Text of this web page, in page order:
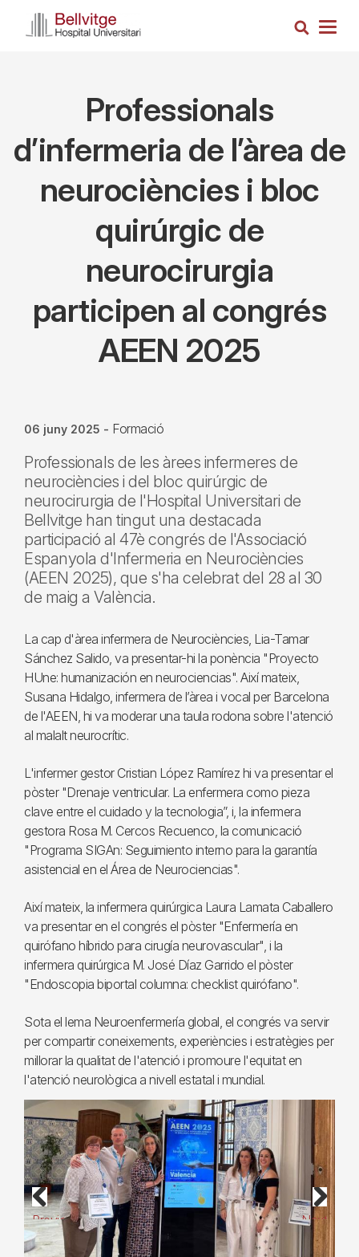
Cerca
Professionals
d’infermeria de l’àrea de
neurociències i bloc
quirúrgic de
neurocirurgia
participen al congrés
AEEN 2025
06 juny 2025 - Formació
Professionals de les àrees infermeres de
neurociències i del bloc quirúrgic de
neurocirurgia de l'Hospital Universitari de
Bellvitge han tingut una destacada
participació al 47è congrés de l'Associació
Espanyola d'Infermeria en Neurociències
(AEEN 2025), que s'ha celebrat del 28 al 30
de maig a València.
La cap d'àrea infermera de Neurociències, Lia-Tamar
Sánchez Salido, va presentar-hi la ponència "Proyecto
HUne: humanización en neurociencias". Així mateix,
Susana Hidalgo, infermera de l’àrea i vocal per Barcelona
de l'AEEN, hi va moderar una taula rodona sobre l'atenció
al malalt neurocrític.
L'infermer gestor Cristian López Ramírez hi va presentar el
pòster "Drenaje ventricular. La enfermera como pieza
clave entre el cuidado y la tecnologia”, i, la infermera
gestora Rosa M. Cercos Recuenco, la comunicació
"Programa SIGAn: Seguimiento interno para la garantía
asistencial en el Área de Neurociencias".
Així mateix, la infermera quirúrgica Laura Lamata Caballero
va presentar en el congrés el pòster "Enfermería en
quirófano híbrido para cirugía neurovascular", i la
infermera quirúrgica M. José Díaz Garrido el pòster
"Endoscopia biportal columna: checklist quirófano".
Sota el lema Neuroenfermería global, el congrés va servir
per compartir coneixements, experiències i estratègies per
millorar la qualitat de l'atenció i promoure l'equitat en
l'atenció neurològica a nivell estatal i mundial.
Previous Next